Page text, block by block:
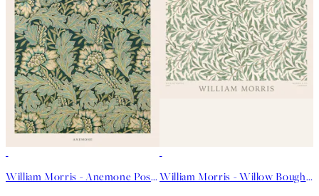
William Morris - Anemone Poster William Morris - Willow Bough Landscape Poster